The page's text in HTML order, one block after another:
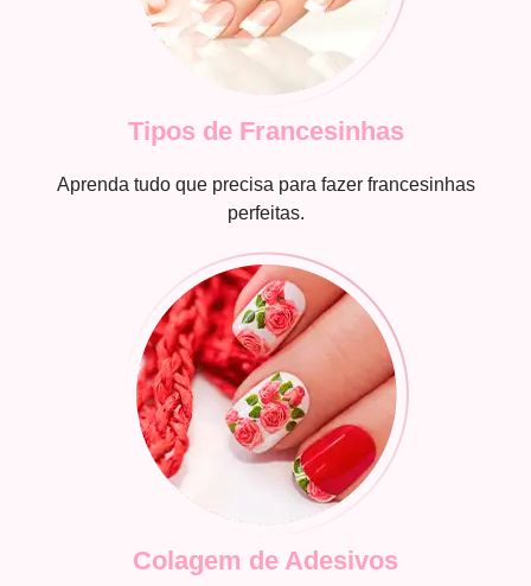
Tipos de Francesinhas
Aprenda tudo que precisa para fazer francesinhas
perfeitas.
Colagem de Adesivos